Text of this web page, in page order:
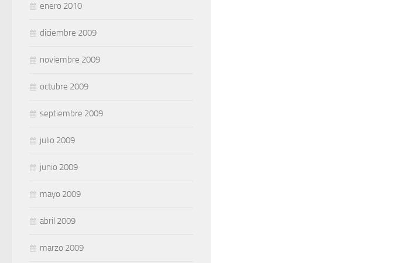
enero 2010
diciembre 2009
noviembre 2009
octubre 2009
septiembre 2009
julio 2009
junio 2009
mayo 2009
abril 2009
marzo 2009